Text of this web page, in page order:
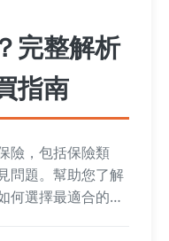
完整解析
指南
險，包括保險類
問題。幫助您了解
何選擇最適合的保